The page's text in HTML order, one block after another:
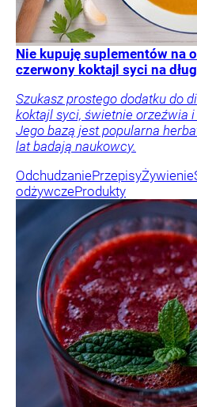
Nie kupuję suplementów na
czerwony koktajl syci na
Szukasz prostego dodatku do
koktajl syci, świetnie orzeźwia i
Jego bazą jest popularna
lat badają naukowcy.
OdchudzaniePrzepisyŻywienie
odżywczeProdukty